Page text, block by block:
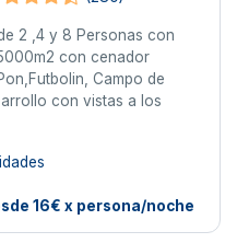
2 ,4 y 8 Personas con
con cenador
Campo de
con vistas a los
16€ x persona/noche